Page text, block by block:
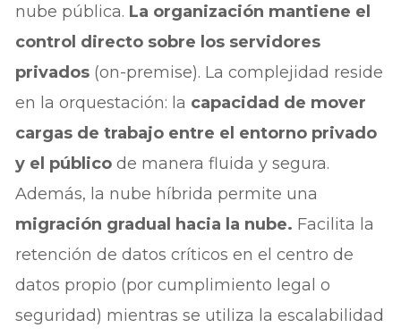
nube pública. La organización mantiene el
control directo sobre los servidores
privados (on-premise). La complejidad reside
en la orquestación: la capacidad de mover
cargas de trabajo entre el entorno privado
y el públicode manera fluida y segura.
Además, la nube híbrida permite una
migración gradual hacia la nube. Facilita la
retención de datos críticos en el centro de
datos propio (por cumplimiento legal o
seguridad) mientras se utiliza la escalabilidad